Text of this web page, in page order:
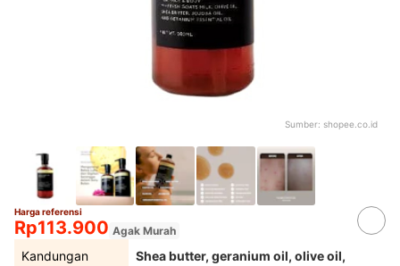
Sumber: shopee.co.id
Harga referensi
Rp113.900 Agak Murah
Kandungan
Shea butter, geranium oil, olive oil,